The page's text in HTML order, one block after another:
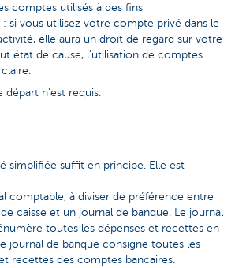
comptes utilisés à des fins
: si vous utilisez votre compte privé dans le
elle aura un droit de regard sur votre
état de cause, l'utilisation de comptes
départ n'est requis.
simplifiée suffit en principe. Elle est
comptable, à diviser de préférence entre
caisse et un journal de banque. Le journal
toutes les dépenses et recettes en
journal de banque consigne toutes les
recettes des comptes bancaires.